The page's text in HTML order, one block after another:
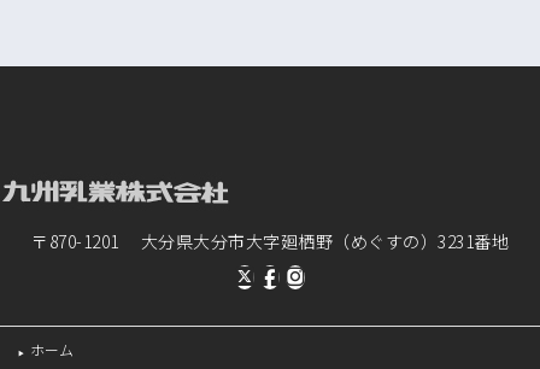
〒870-1201 大分県大分市大字廻栖野（めぐすの）3231番地
ホーム